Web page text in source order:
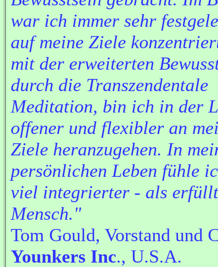
war ich immer sehr
auf meine Ziele
mit der erweiterten
durch die Transzendentale
Meditation, bin ich in der
offener und flexibler an
Ziele heranzugehen. In
persönlichen Leben fühle
viel integrierter - als
Mensch."
Tom Gould, Vorstand und
Younkers Inc., U.S.A.